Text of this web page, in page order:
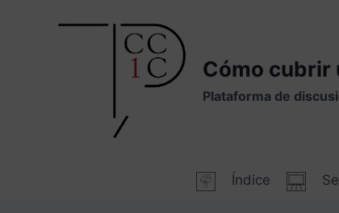
Cómo cubrir
Plataforma de
Índice